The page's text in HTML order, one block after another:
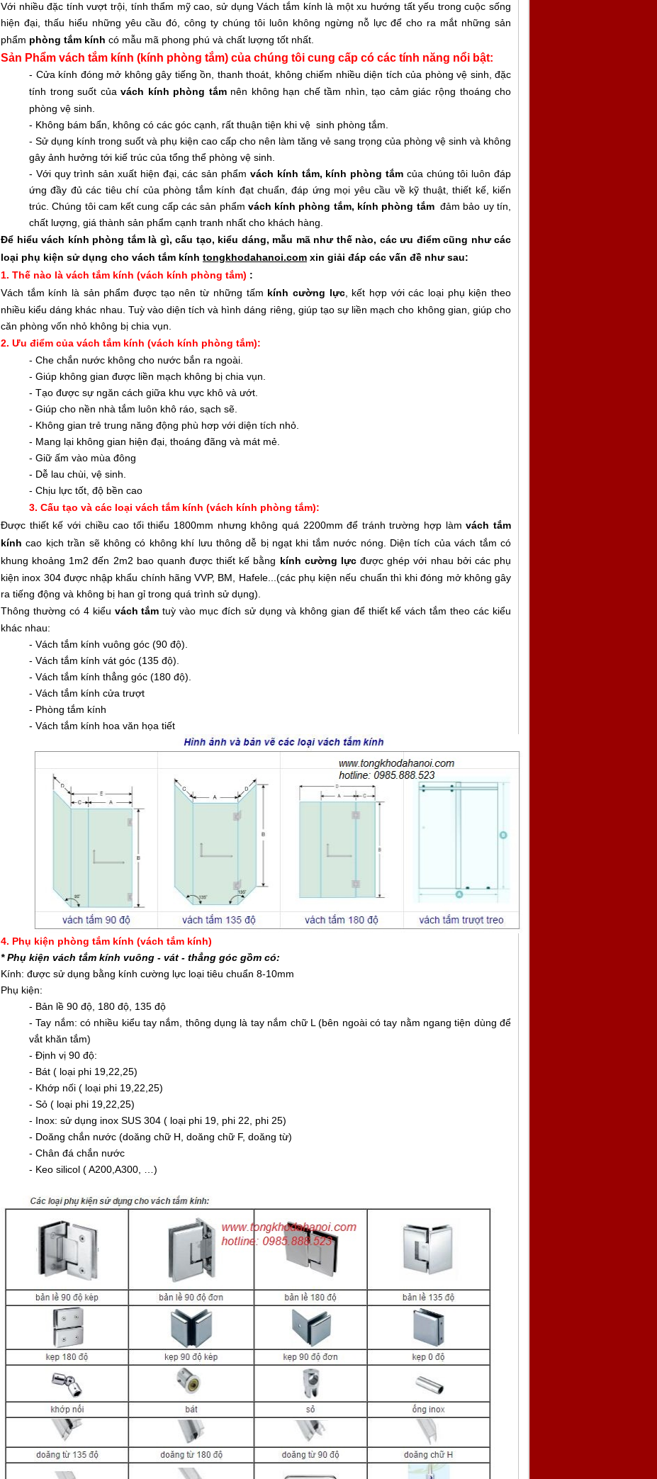
Với nhiều đặc tính vượt trội, tính thẩm mỹ cao, sử dụng Vách tắm kính là một xu hướng tất yếu trong cuộc sống
hiện đại, thấu hiểu những yêu cầu đó, công ty chúng tôi luôn không ngừng nỗ lực để cho ra mắt những sản
phẩm phòng tắm kính có mẫu mã phong phú và chất lượng tốt nhất.
Sản Phẩm vách tắm kính (kính phòng tắm) của chúng tôi cung cấp có các tính năng nổi bật:
- Cửa kính đóng mở không gây tiếng ồn, thanh thoát, không chiếm nhiều diện tích của phòng vệ sinh, đặc
tính trong suốt củavách kính phòng tắm nên không hạn chế tầm nhìn,tạo cảm giác rộng thoáng cho
phòng vệ sinh.
- Không bám bẩn, không có các góc cạnh, rất thuận tiện khi vệ sinh phòng tắm.
- Sử dụng kính trong suốt và phụ kiện cao cấp cho nên làm tăng vẻ sang trọng của phòng vệ sinh và không
gây ảnh hưởng tới kiế trúc của tổng thể phòng vệ sinh.
- Với quy trình sản xuất hiện đại, các sản phẩm vách kính tắm, kính phòng tắmcủa chúng tôi luôn đáp
ứng đầy đủ các tiêu chí của phòng tắm kính đạt chuẩn, đáp ứng mọi yêu cầu về kỹ thuật, thiết kế, kiến
trúc. Chúng tôi cam kết cung cấp các sản phẩm vách kính phòng tắm, kính phòng tắm đảm bảo uy tín,
chất lượng, giá thành sản phẩm cạnh tranh nhất cho khách hàng.
Để hiểu vách kính phòng tắm là gì, cấu tạo, kiểu dáng, mẫu mã như thế nào, các ưu điểm cũng như các
loại phụ kiện sử dụng cho vách tắm kính tongkhodahanoi.com xin giải đáp các vấn đề như sau:
1. Thế nào là vách tắm kính (vách kính phòng tắm) :
Vách tắm kính là sản phẩm được tạo nên từ những tấm kính cường lực, kết hợp với các loại phụ kiện theo
nhiều kiểu dáng khác nhau. Tuỳ vào diện tích và hình dáng riêng, giúp tạo sự liền mạch cho không gian, giúp cho
căn phòng vốn nhỏ không bị chia vụn.
2. Ưu điểm của vách tắm kính (vách kính phòng tắm):
- Che chắn nước không cho nước bắn ra ngoài.
- Giúp không gian được liền mạch không bị chia vụn.
- Tạo được sự ngăn cách giữa khu vực khô và ướt.
- Giúp cho nền nhà tắm luôn khô ráo, sạch sẽ.
- Không gian trẻ trung năng động phù hơp với diện tích nhỏ.
- Mang lại không gian hiện đại, thoáng đãng và mát mẻ.
- Giữ ấm vào mùa đông
- Dễ lau chùi, vệ sinh.
- Chịu lực tốt, độ bền cao
3. Cấu tạo và các loại vách tắm kính (vách kính phòng tắm):
Được thiết kế với chiều cao tối thiểu 1800mm nhưng không quá 2200mm để tránh trường hợp làmvách tắm
kính cao kịch trần sẽ không có không khí lưu thông dễ bị ngạt khi tắm nước nóng. Diện tích của vách tắm có
khung khoảng 1m2 đến 2m2 bao quanh được thiết kế bằng kính cường lực được ghép với nhau bởi các phụ
kiện inox 304 được nhập khẩu chính hãng VVP, BM, Hafele...(các phụ kiện nếu chuẩn thì khi đóng mở không gây
ra tiếng động và không bị han gỉ trong quá trình sử dụng).
Thông thường có 4 kiểu vách tắm tuỳ vào mục đích sử dụng và không gian để thiết kế vách tắm theo các kiểu
khác nhau:
- Vách tắm kính vuông góc (90 độ)
- Vách tắm kính vát góc (135 độ).
- Vách tắm kính thẳng góc (180 độ).
- Vách tắm kính cửa trượt
- Phòng tắm kính
- Vách tắm kính hoa văn họa tiết
4. Phụ kiện phòng tắm kính (vách tắm kính)
* Phụ kiện vách tắm kính vuông - vát - thẳng góc gồm có:
Kính: được sử dụng bằng kính cường lực loại tiêu chuẩn 8-10mm
Phụ kiện:
- Bản lề 90 độ, 180 độ, 135 độ
- Tay nắm: có nhiều kiểu tay nắm, thông dụng là tay nắm chữ L (bên ngoài có tay nằm ngang tiện dùng để
vắt khăn tắm)
- Định vị 90 độ:
- Bát ( loại phi 19,22,25)
- Khớp nối ( loại phi 19,22,25)
- Sỏ ( loại phi 19,22,25)
- Inox: sử dụng inox SUS 304 ( loại phi 19, phi 22, phi 25)
- Doăng chắn nước (doăng chữ H, doăng chữ F, doăng từ)
- Chân đá chắn nước
- Keo silicol ( A200,A300, …)